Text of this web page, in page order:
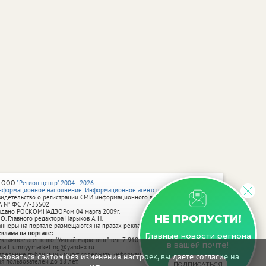
сайтом без изменения настроек, вы даете согласие на
НЕ ПРОПУСТИ!
Главные новости региона
в вашей почте!
"Регион центр" 2004 - 2026
наполнение: Информационное агентство vRossii.ru
о регистрации СМИ информационного агентства vRossii.ru
№ ФС 77‑35502
РОСКОМНАДЗОРом 04 марта 2009г.
Главного редактора Нарыков А. Н.
на портале размещаются на правах рекламы.
на портале:
агентство "Умный маркетинг" тел. 7-910-267-70-40,
umnyy.marketing@yandex.ru
публикации могут содержать информацию, не предназначенную
пользователей до 18 лет.